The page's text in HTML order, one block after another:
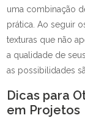
uma combinação
prática. Ao seguir
texturas que não
a qualidade de
as possibilidades
Dicas para
em Projetos